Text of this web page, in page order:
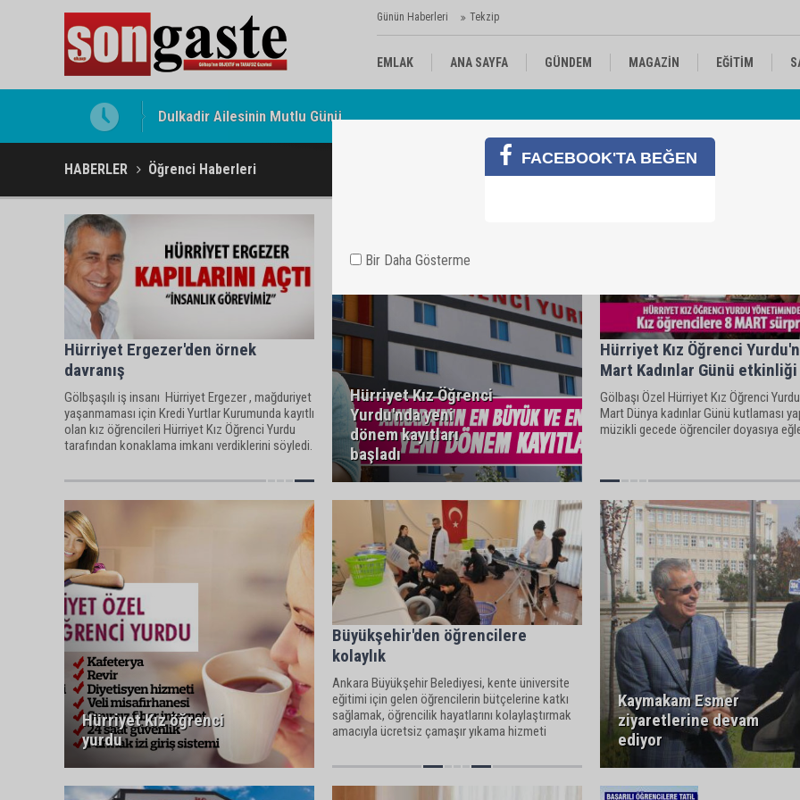
Günün Haberleri Tekzip
EMLAK ANA SAYFA GÜNDEM MAGAZİN EĞİTİM
Dulkadir Ailesinin Mutlu Günü
Gölbaşı Esnafının Sesi Ankara Kalkınma Ajansı'nda
HABERLER Öğrenci Haberleri
Hürriyet Ergezer'den örnek
davranış
Gölbşaşılı iş insanı Hürriyet Ergezer , mağduriyet
yaşanmaması için Kredi Yurtlar Kurumunda kayıtlı
olan kız öğrencileri Hürriyet Kız Öğrenci Yurdu
tarafından konaklama imkanı verdiklerini söyledi.
Hürriyet Kız Öğrenci
Yurdu'nda yeni
dönem kayıtları
başladı
Hürriyet Kız Öğrenci
Mart Kadınlar Günü etkinliği
Gölbaşı Özel Hürriyet Kız Öğrenci
Mart Dünya kadınlar Günü kutlaması
müzikli gecede öğrenciler doyasıya
Hürriyet Kız öğrenci
yurdu
Büyükşehir'den öğrencilere
kolaylık
Ankara Büyükşehir Belediyesi, kente üniversite
eğitimi için gelen öğrencilerin bütçelerine katkı
sağlamak, öğrencilik hayatlarını kolaylaştırmak
amacıyla ücretsiz çamaşır yıkama hizmeti
Kaymakam Esmer
ziyaretlerine devam
ediyor
FACEBOOK'TA BEĞEN
Bir Daha Gösterme